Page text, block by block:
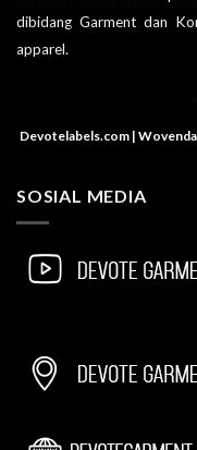
dibidang Garment dan
apparel.
Devotelabels.com |
SOSIAL MEDIA